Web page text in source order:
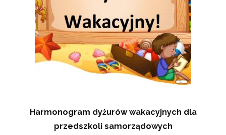
Harmonogram dyżurów wakacyjnych dla
przedszkoli samorządowych